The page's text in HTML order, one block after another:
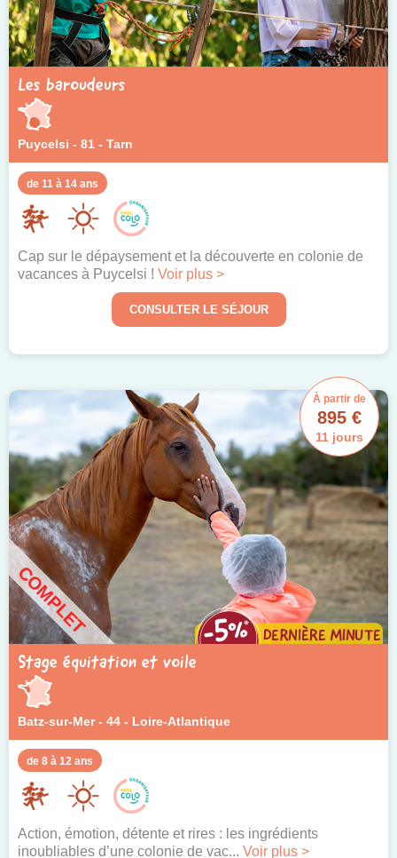
Les baroudeurs
Puycelsi - 81 - Tarn
de 11 à 14 ans
Cap sur le dépaysement et la découverte en colonie de
vacances à Puycelsi ! Voir plus >
CONSULTER LE SÉJOUR
COMPLET
Stage équitation et voile
Batz-sur-Mer - 44 - Loire-Atlantique
de 8 à 12 ans
À partir de
895 €
11 jours
Action, émotion, détente et rires : les ingrédients
inoubliables d’une colonie de vac... Voir plus >